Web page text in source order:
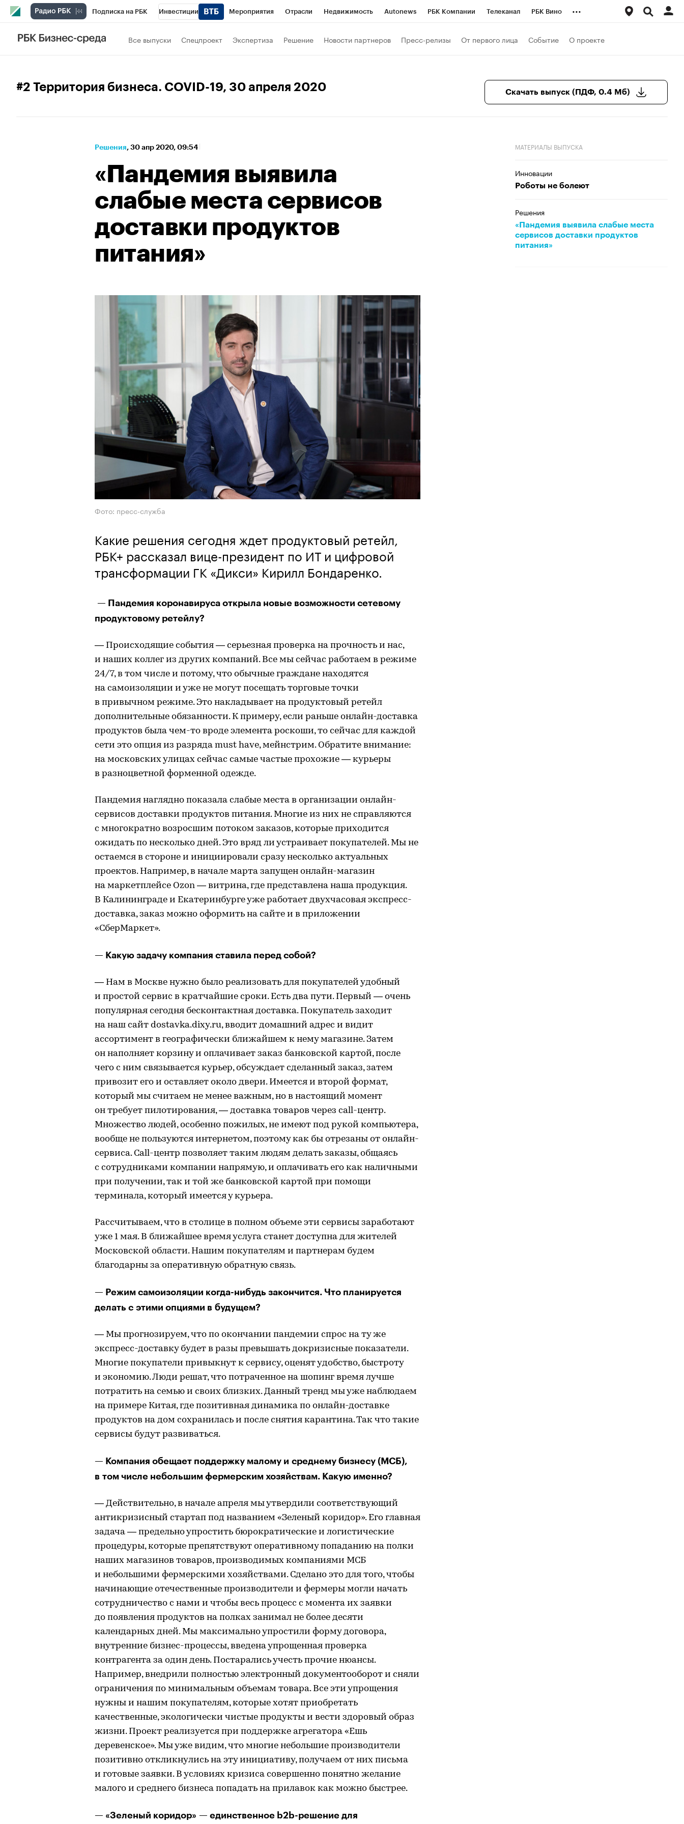
Подписка на РБК Инвестиции Мероприятия Отрасли Недвижимость Autonews РБК Компании Телеканал РБК Вино
Спорт
Спецпроекты СПб Бизнес
...
Все выпуски Спецпроект Экспертиза Решение Новости партнеров Пресс-релизы От первого лица Событие О проекте
#2 Территория бизнеса. COVID-19, 30 апреля 2020 Скачать выпуск (ПДФ, 0.4 Мб)
Решения⁠, 30 апр 2020, 09:54
«Пандемия выявила
слабые места сервисов
доставки продуктов
питания»
Фото: пресс-служба
Какие решения сегодня ждет продуктовый ретейл,
РБК+ рассказал вице-президент по ИТ и цифровой
трансформации ГК «Дикси» Кирилл Бондаренко.
— Пандемия коронавируса открыла новые возможности сетевому
продуктовому ретейлу?
— Происходящие события — серьезная проверка на прочность и нас,
и наших коллег из других компаний. Все мы сейчас работаем в режиме
24/7, в том числе и потому, что обычные граждане находятся
на самоизоляции и уже не могут посещать торговые точки
в привычном режиме. Это накладывает на продуктовый ретейл
дополнительные обязанности. К примеру, если раньше онлайн-доставка
продуктов была чем-то вроде элемента роскоши, то сейчас для каждой
сети это опция из разряда must have, мейнстрим. Обратите внимание:
на московских улицах сейчас самые частые прохожие — курьеры
в разноцветной форменной одежде.
Пандемия наглядно показала слабые места в организации онлайн-
сервисов доставки продуктов питания. Многие из них не справляются
с многократно возросшим потоком заказов, которые приходится
ожидать по несколько дней. Это вряд ли устраивает покупателей. Мы не
остаемся в стороне и инициировали сразу несколько актуальных
проектов. Например, в начале марта запущен онлайн-магазин
на маркетплейсе Ozon — витрина, где представлена наша продукция.
В Калининграде и Екатеринбурге уже работает двухчасовая экспресс-
доставка, заказ можно оформить на сайте и в приложении
«СберМаркет».
— Какую задачу компания ставила перед собой?
— Нам в Москве нужно было реализовать для покупателей удобный
и простой сервис в кратчайшие сроки. Есть два пути. Первый — очень
популярная сегодня бесконтактная доставка. Покупатель заходит
на наш сайт dostavka.dixy.ru, вводит домашний адрес и видит
ассортимент в географически ближайшем к нему магазине. Затем
он наполняет корзину и оплачивает заказ банковской картой, после
чего с ним связывается курьер, обсуждает сделанный заказ, затем
привозит его и оставляет около двери. Имеется и второй формат,
который мы считаем не менее важным, но в настоящий момент
он требует пилотирования, — доставка товаров через call-центр.
Множество людей, особенно пожилых, не имеют под рукой компьютера,
вообще не пользуются интернетом, поэтому как бы отрезаны от онлайн-
сервиса. Call-центр позволяет таким людям делать заказы, общаясь
с сотрудниками компании напрямую, и оплачивать его как наличными
при получении, так и той же банковской картой при помощи
терминала, который имеется у курьера.
Рассчитываем, что в столице в полном объеме эти сервисы заработают
уже 1 мая. В ближайшее время услуга станет доступна для жителей
Московской области. Нашим покупателям и партнерам будем
благодарны за оперативную обратную связь.
— Режим самоизоляции когда-нибудь закончится. Что планируется
делать с этими опциями в будущем?
— Мы прогнозируем, что по окончании пандемии спрос на ту же
экспресс-доставку будет в разы превышать докризисные показатели.
Многие покупатели привыкнут к сервису, оценят удобство, быстроту
и экономию. Люди решат, что потраченное на шопинг время лучше
потратить на семью и своих близких. Данный тренд мы уже наблюдаем
на примере Китая, где позитивная динамика по онлайн-доставке
продуктов на дом сохранилась и после снятия карантина. Так что такие
сервисы будут развиваться.
— Компания обещает поддержку малому и среднему бизнесу (МСБ),
в том числе небольшим фермерским хозяйствам. Какую именно?
— Действительно, в начале апреля мы утвердили соответствующий
антикризисный стартап под названием «Зеленый коридор». Его главная
задача — предельно упростить бюрократические и логистические
процедуры, которые препятствуют оперативному попаданию на полки
наших магазинов товаров, производимых компаниями МСБ
и небольшими фермерскими хозяйствами. Сделано это для того, чтобы
начинающие отечественные производители и фермеры могли начать
сотрудничество с нами и чтобы весь процесс с момента их заявки
до появления продуктов на полках занимал не более десяти
календарных дней. Мы максимально упростили форму договора,
внутренние бизнес-процессы, введена упрощенная проверка
контрагента за один день. Постарались учесть прочие нюансы.
Например, внедрили полностью электронный документооборот и сняли
ограничения по минимальным объемам товара. Все эти упрощения
нужны и нашим покупателям, которые хотят приобретать
качественные, экологически чистые продукты и вести здоровый образ
жизни. Проект реализуется при поддержке агрегатора «Ешь
деревенское». Мы уже видим, что многие небольшие производители
позитивно откликнулись на эту инициативу, получаем от них письма
и готовые заявки. В условиях кризиса совершенно понятно желание
малого и среднего бизнеса попадать на прилавок как можно быстрее.
— «Зеленый коридор» — единственное b2b-решение для
МАТЕРИАЛЫ ВЫПУСКА
Инновации
Роботы не болеют
Решения
«Пандемия выявила слабые места
сервисов доставки продуктов
питания»